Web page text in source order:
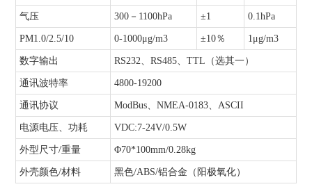
气压 300－1100hPa ±1 0.1hPa
PM1.0/2.5/10 0-1000μg/m3 ±10％ 1μg/m3
数字输出 RS232、RS485、TTL（选其一）
通讯波特率 4800-19200
通讯协议 ModBus、NMEA-0183、ASCII
电源电压、功耗 VDC:7-24V/0.5W
外型尺寸/重量 Φ70*100mm/0.28kg
外壳颜色/材料 黑色/ABS/铝合金（阳极氧化）